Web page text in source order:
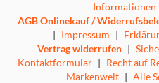
Informationen
AGB Onlinekauf /
| Impressum |
Vertrag widerrufen |
Kontaktformular | Recht auf
Markenwelt | Alle